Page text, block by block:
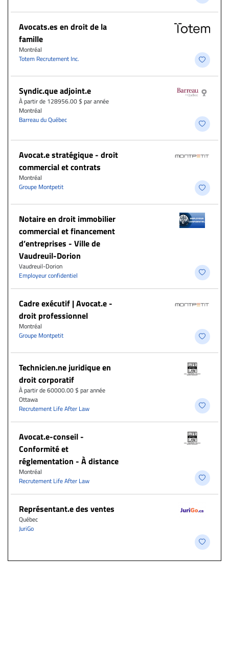
Avocats.es en droit de la
famille
Montréal
Totem Recrutement Inc.
Syndic.que adjoint.e
À partir de 128956.00 $ par année
Montréal
Barreau du Québec
Avocat.e stratégique - droit
commercial et contrats
Montréal
Groupe Montpetit
Notaire en droit immobilier
commercial et financement
d’entreprises - Ville de
Vaudreuil-Dorion
Vaudreuil-Dorion
Employeur confidentiel
Cadre exécutif | Avocat.e -
droit professionnel
Montréal
Groupe Montpetit
Technicien.ne juridique en
droit corporatif
À partir de 60000.00 $ par année
Ottawa
Recrutement Life After Law
​Avocat.e-conseil -
Conformité et
réglementation - À distance
Montréal
Recrutement Life After Law
Représentant.e des ventes
Québec
JuriGo